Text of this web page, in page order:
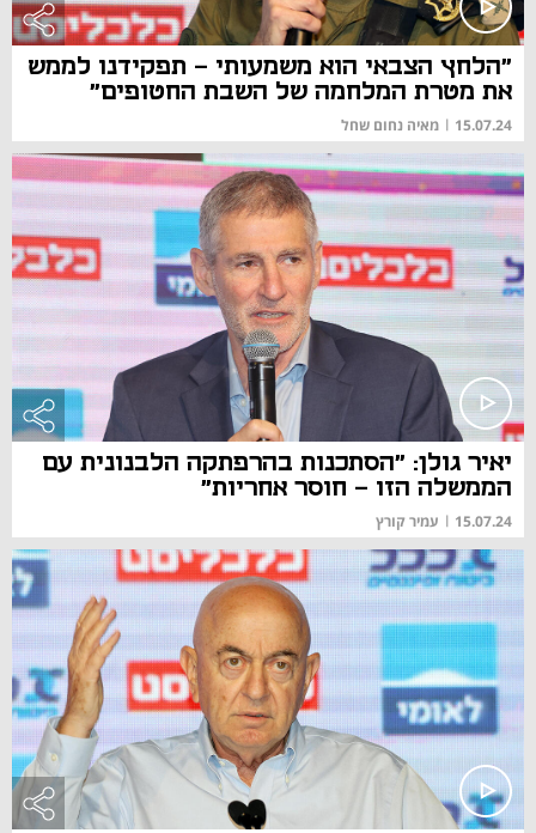
"הלחץ הצבאי הוא משמעותי - תפקידנו לממש
את מטרת המלחמה של השבת החטופים"
15.07.24
| מאיה נחום שחל
יאיר גולן: "הסתכנות בהרפתקה הלבנונית עם
הממשלה הזו - חוסר אחריות"
15.07.24
| עמיר קורץ